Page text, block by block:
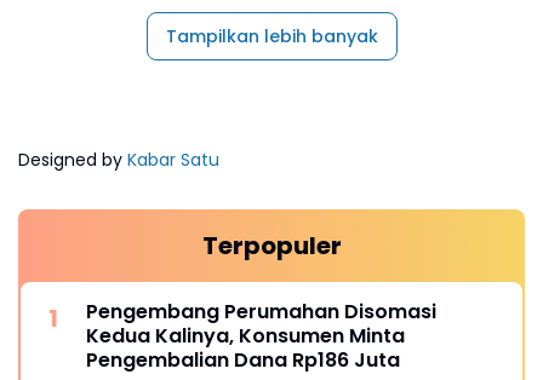
Tampilkan lebih banyak
Designed by Kabar Satu
Terpopuler
Pengembang Perumahan Disomasi
Kedua Kalinya, Konsumen Minta
Pengembalian Dana Rp186 Juta